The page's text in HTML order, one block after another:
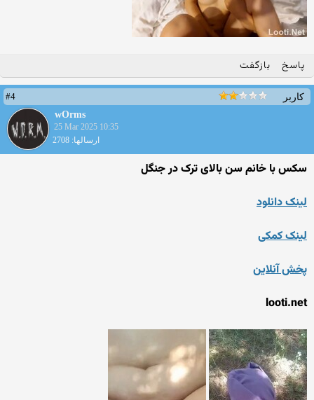
پاسخ بازگفت
کاربر
#4
wOrms
25 Mar 2025 10:35
ارسالها: 2708
سکس با خانم سن بالای ترک در جنگل
لینک دانلود
لینک کمکی
پخش آنلاین
looti.net